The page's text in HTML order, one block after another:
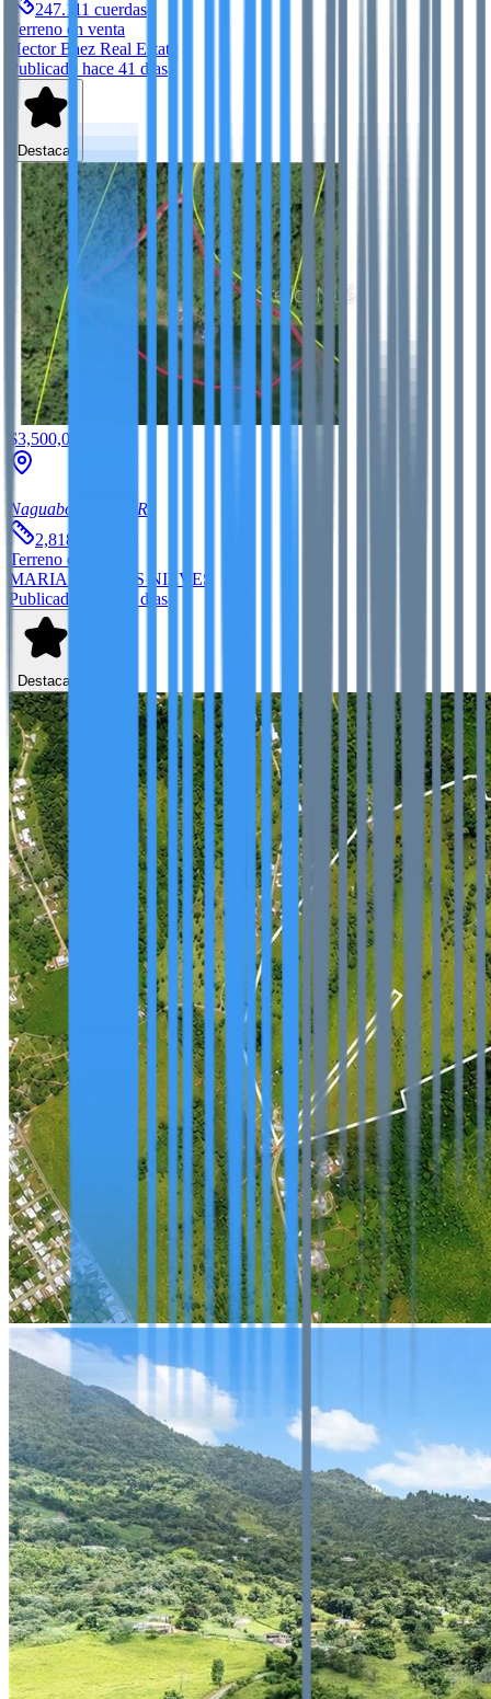
247.111 cuerdas
Terreno en venta
Hector Baez Real Estate
Publicado hace 41 días
Destacar
$3,500,000
Naguabo
PR
2,818.863
Terreno en venta
MARIA I RAMOS NIEVES
Publicado hace 78 días
Destacar